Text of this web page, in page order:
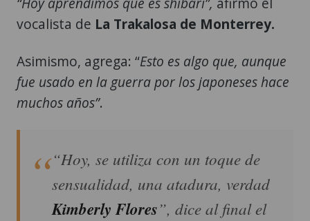
vocalista de La Trakalosa de Monterrey.
Asimismo, agrega: “Esto es algo que, aunque
fue usado en la guerra por los japoneses hace
muchos años”.
“Hoy, se utiliza con un toque de
sensualidad, una atadura, verdad
Kimberly Flores”, dice al final el